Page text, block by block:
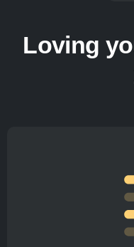
Loving